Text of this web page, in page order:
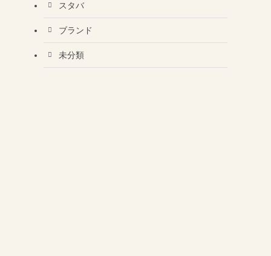
スタバ
ブランド
未分類